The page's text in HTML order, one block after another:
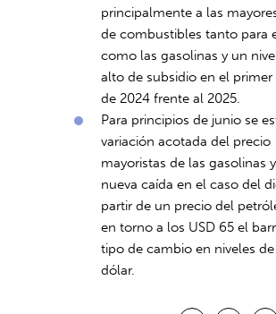
principalmente a las
de combustibles tanto para
como las gasolinas y un
alto de subsidio en el
de 2024 frente al 2025.
Para principios de junio se
variación acotada del precio
mayoristas de las gasolinas
nueva caída en el caso del
partir de un precio del
en torno a los USD 65 el
tipo de cambio en niveles
dólar.